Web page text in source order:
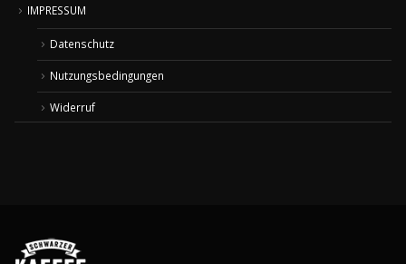
IMPRESSUM
Datenschutz
Nutzungsbedingungen
Widerruf